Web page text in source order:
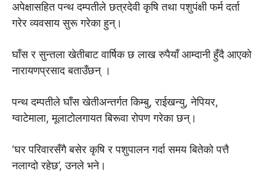
अपेक्षासहित पन्थ दम्पतीले छत्रदेवी कृषि तथा पशुपंक्षी फर्म दर्ता
गरेर व्यवसाय सुरू गरेका हुन्।
घाँस र सुन्तला खेतीबाट वार्षिक छ लाख रुपैयाँ आम्दानी हुँदै आएको
नारायणप्रसाद बताउँछन् ।
पन्थ दम्पतीले घाँस खेतीअन्तर्गत किम्बु, राईखन्यु, नेपियर,
ग्वाटेमाला, मूलाटोलगायत बिरूवा रोपण गरेका छन्।
‘घर परिवारसँगै बसेर कृषि र पशुपालन गर्दा समय बितेको पत्तै
नलाग्दो रहेछ’, उनले भने।